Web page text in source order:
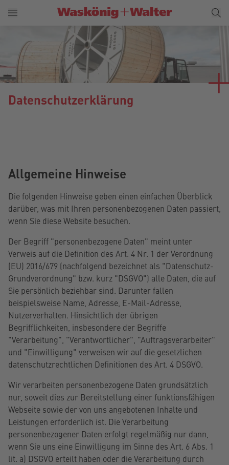
Datenschutzerklärung
Allgemeine Hinweise
Die folgenden Hinweise geben einen einfachen Überblick
darüber, was mit Ihren personenbezogenen Daten passiert,
wenn Sie diese Website besuchen.
Der Begriff "personenbezogene Daten" meint unter
Verweis auf die Definition des Art. 4 Nr. 1 der Verordnung
(EU) 2016/679 (nachfolgend bezeichnet als "Datenschutz-
Grundverordnung" bzw. kurz "DSGVO") alle Daten, die auf
Sie persönlich beziehbar sind. Darunter fallen
beispielsweise Name, Adresse, E-Mail-Adresse,
Nutzerverhalten. Hinsichtlich der übrigen
Begrifflichkeiten, insbesondere der Begriffe
"Verarbeitung", "Verantwortlicher", "Auftragsverarbeiter"
und "Einwilligung" verweisen wir auf die gesetzlichen
datenschutzrechtlichen Definitionen des Art. 4 DSGVO.
Wir verarbeiten personenbezogene Daten grundsätzlich
nur, soweit dies zur Bereitstellung einer funktionsfähigen
Webseite sowie der von uns angebotenen Inhalte und
Leistungen erforderlich ist. Die Verarbeitung
personenbezogener Daten erfolgt regelmäßig nur dann,
wenn Sie uns eine Einwilligung im Sinne des Art. 6 Abs. 1
lit. a) DSGVO erteilt haben oder die Verarbeitung durch